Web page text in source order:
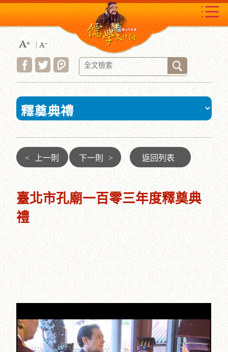
到
主
要
內
容
區
塊
:::
< 上一則 下一則 > 返回列表
臺北市孔廟一百零三年度釋奠典
禮